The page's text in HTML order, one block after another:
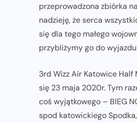
przeprowadzona zbiórka
nadzieję, że serca
się dla tego małego
przybliżymy go do
3rd Wizz Air Katowice
się 23 maja 2020r. Tym
coś wyjątkowego – BIEG
spod katowickiego